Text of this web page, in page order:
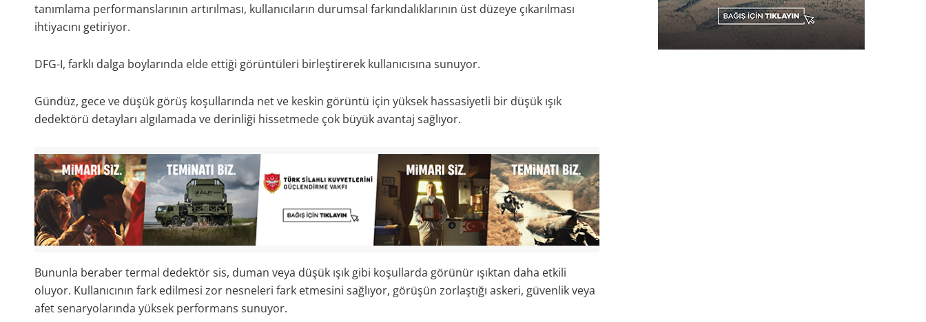
tanımlama performanslarının artırılması, kullanıcıların durumsal farkındalıklarının üst düzeye çıkarılması
ihtiyacını getiriyor.
DFG-I, farklı dalga boylarında elde ettiği görüntüleri birleştirerek kullanıcısına sunuyor.
Gündüz, gece ve düşük görüş koşullarında net ve keskin görüntü için yüksek hassasiyetli bir düşük ışık
dedektörü detayları algılamada ve derinliği hissetmede çok büyük avantaj sağlıyor.
Bununla beraber termal dedektör sis, duman veya düşük ışık gibi koşullarda görünür ışıktan daha etkili
oluyor. Kullanıcının fark edilmesi zor nesneleri fark etmesini sağlıyor, görüşün zorlaştığı askeri, güvenlik veya
afet senaryolarında yüksek performans sunuyor.